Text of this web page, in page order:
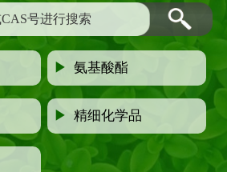
▶氨基酸酯
▶精细化学品